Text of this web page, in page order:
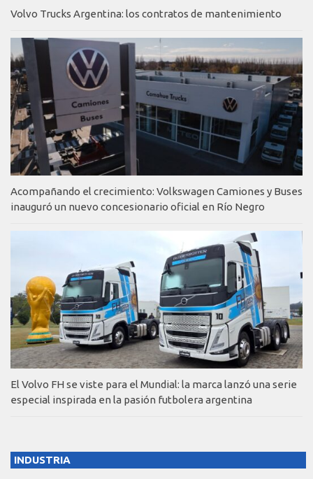
Volvo Trucks Argentina: los contratos de mantenimiento
Acompañando el crecimiento: Volkswagen Camiones y Buses
inauguró un nuevo concesionario oficial en Río Negro
El Volvo FH se viste para el Mundial: la marca lanzó una serie
especial inspirada en la pasión futbolera argentina
INDUSTRIA